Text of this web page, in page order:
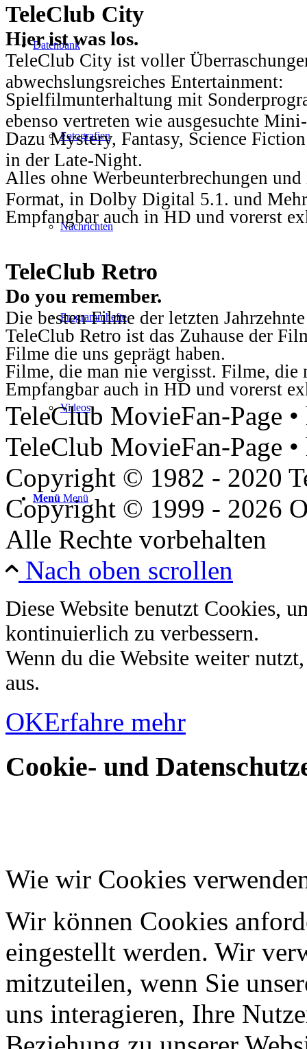
Datenbank
Fotografien
Nachrichten
Programmhefte
Videos
Menü Menü
TeleClub City
Hier ist was los.
TeleClub City ist voller
abwechslungsreiches Entertainment:
Spielfilmunterhaltung mit
ebenso vertreten wie ausgesuchte
Dazu Mystery, Fantasy, Science
in der Late-Night.
Alles ohne Werbeunterbrechungen
Format, in Dolby Digital 5.1. und
Empfangbar auch in HD und vorerst
TeleClub Retro
Do you remember.
Die besten Filme der letzten
TeleClub Retro ist das Zuhause der
Filme die uns geprägt haben.
Filme, die man nie vergisst. Filme, die
Empfangbar auch in HD und vorerst
TeleClub MovieFan-Page
TeleClub MovieFan-Page
Copyright © 1982 - 2020
Copyright © 1999 - 2026
Alle Rechte vorbehalten
Nach oben scrollen
Diese Website benutzt Cookies,
kontinuierlich zu verbessern.
Wenn du die Website weiter
aus.
OKErfahre mehr
Cookie- und
Wie wir Cookies
Wir können Cookies
eingestellt werden. Wir
mitzuteilen, wenn Sie
uns interagieren, Ihre